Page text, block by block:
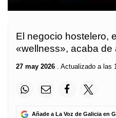
El negocio hostelero,
«wellness», acaba de
27 may 2026 . Actualizado a las
Añade a La Voz de Galicia en